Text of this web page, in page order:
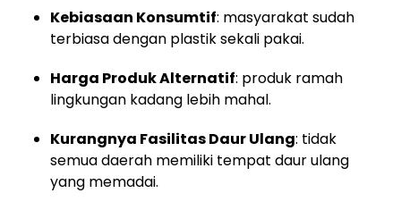
Kebiasaan Konsumtif: masyarakat sudah
terbiasa dengan plastik sekali pakai.
Harga Produk Alternatif: produk ramah
lingkungan kadang lebih mahal.
Kurangnya Fasilitas Daur Ulang: tidak
semua daerah memiliki tempat daur ulang
yang memadai.